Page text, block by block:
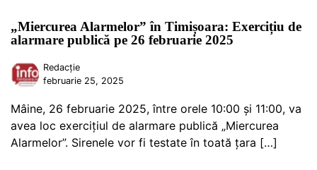
„Miercurea Alarmelor” în Timișoara: Exercițiu de
alarmare publică pe 26 februarie 2025
Redacție
februarie 25, 2025
Mâine, 26 februarie 2025, între orele 10:00 și 11:00, va
avea loc exercițiul de alarmare publică „Miercurea
Alarmelor”. Sirenele vor fi testate în toată țara […]